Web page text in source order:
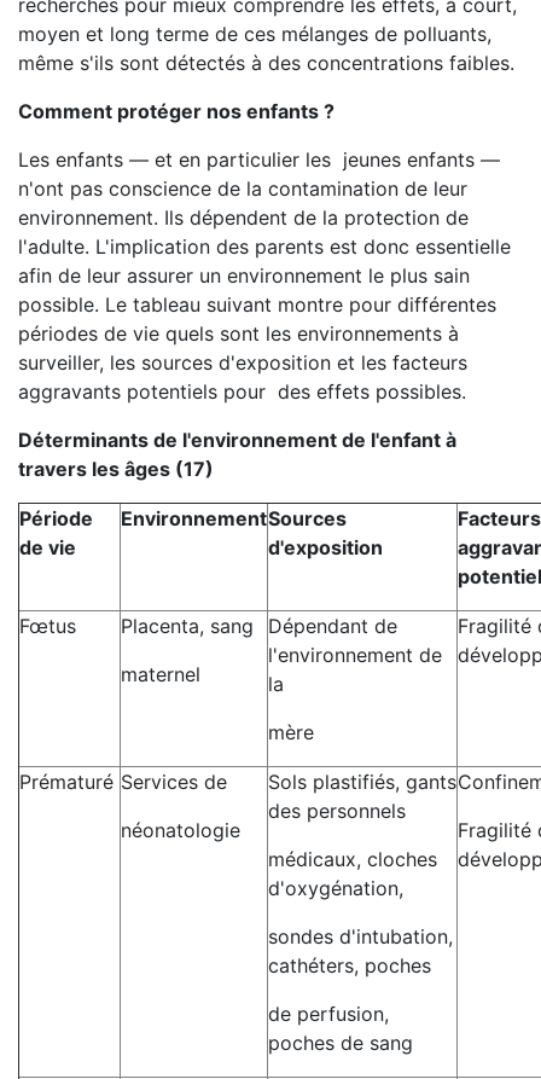
recherches pour mieux comprendre les effets, à court,
moyen et long terme de ces mélanges de polluants,
même s'ils sont détectés à des concentrations faibles.
Comment protéger nos enfants ?
Les enfants — et en particulier les jeunes enfants —
n'ont pas conscience de la contamination de leur
environnement. Ils dépendent de la protection de
l'adulte. L'implication des parents est donc essentielle
afin de leur assurer un environnement le plus sain
possible. Le tableau suivant montre pour différentes
périodes de vie quels sont les environnements à
surveiller, les sources d'exposition et les facteurs
aggravants potentiels pour des effets possibles.
Déterminants de l'environnement de l'enfant à
travers les âges (17)
Période
de vie
EnvironnementSources
d'exposition
Facteurs
Fœtus
Placenta, sang
maternel
Dépendant de
l'environnement de
la
mère
Fragilité
Prématuré Services de
néonatologie
Sols plastifiés, gants
des personnels
médicaux, cloches
d'oxygénation,
sondes d'intubation,
cathéters, poches
de perfusion,
poches de sang
Fragilité